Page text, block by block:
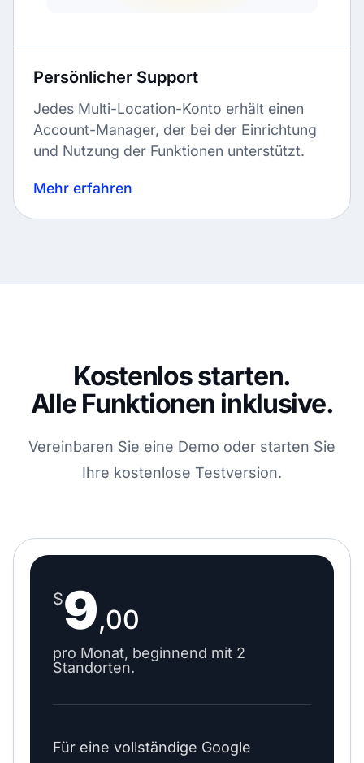
Persönlicher Support
Jedes Multi-Location-Konto erhält einen
Account-Manager, der bei der Einrichtung
und Nutzung der Funktionen unterstützt.
Mehr erfahren
Kostenlos starten.
Alle Funktionen inklusive.
Vereinbaren Sie eine Demo oder starten Sie
Ihre kostenlose Testversion.
$9,00
pro Monat, beginnend mit 2
Standorten.
Für eine vollständige Google